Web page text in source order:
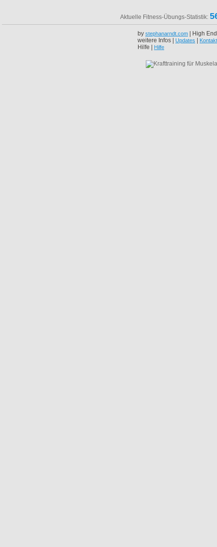
Aktuelle Fitness-Übungs-Statistik:
by stephanarndt.com | High
weitere Infos | Updates Kontakt
Hilfe | Hilfe